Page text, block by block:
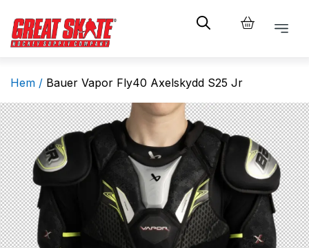
Hem / Bauer Vapor Fly40 Axelskydd S25 Jr